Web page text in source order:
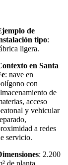
de
tipo:
ligera.
en Santa
: nave en
con
de
acceso
y vehicular
a redes
servicio.
: 2.200